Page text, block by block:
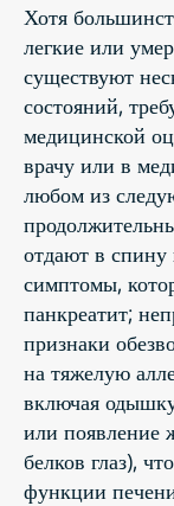
Хотя
легкие или
существуют
состояний,
медицинской
врачу или в
любом из
отдают в
симптомы,
панкреатит;
признаки
на тяжелую
включая
или появление
белков глаз),
функции